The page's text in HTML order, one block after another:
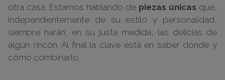
otra casa. Estamos hablando de piezas únicas que,
independientemente de su estilo y personalidad,
siempre harán, en su justa medida, las delicias de
algún rincón. Al final la clave está en saber dónde y
cómo combinarlo.